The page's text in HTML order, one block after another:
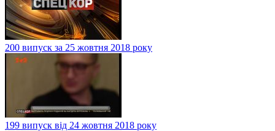
200 випуск за 25 жовтня 2018 року
199 випуск від 24 жовтня 2018 року